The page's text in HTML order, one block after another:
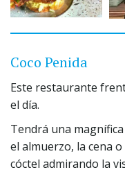
Coco Penida
Este restaurante
el día.
Tendrá una
el almuerzo, la cena
cóctel admirando la